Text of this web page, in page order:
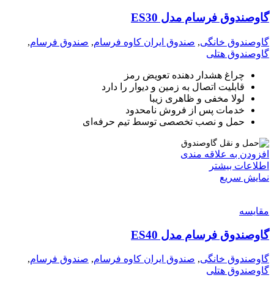
گاوصندوق فرسام مدل ES30
گاوصندوق خانگی, صندوق ایران کاوه فرسام, صندوق فرسام,
گاوصندوق هتلی
چراغ هشدار دهنده تعویض رمز
قابلیت اتصال به زمین و دیوار را دارد
لولا مخفی و ظاهری زیبا
خدمات پس از فروش نامحدود
حمل و نصب تخصصی توسط تیم حرفه‌ای
افزودن به علاقه مندی
اطلاعات بیشتر
نمایش سریع
مقايسه
گاوصندوق فرسام مدل ES40
گاوصندوق خانگی, صندوق ایران کاوه فرسام, صندوق فرسام,
گاوصندوق هتلی